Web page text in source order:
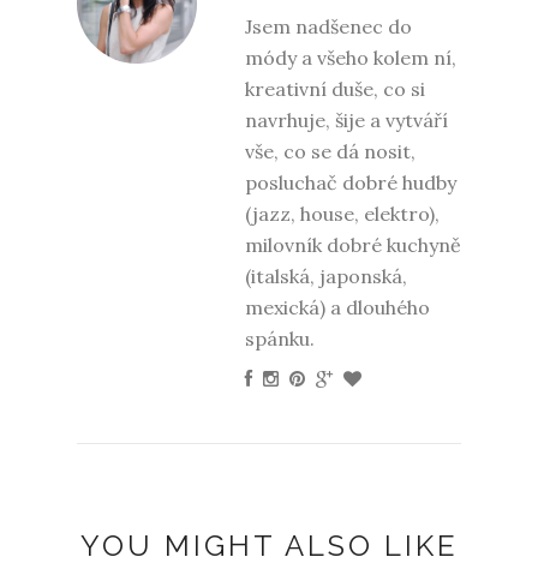
Jsem nadšenec do
módy a všeho kolem ní,
kreativní duše, co si
navrhuje, šije a vytváří
vše, co se dá nosit,
posluchač dobré hudby
(jazz, house, elektro),
milovník dobré kuchyně
(italská, japonská,
mexická) a dlouhého
spánku.
YOU MIGHT ALSO LIKE